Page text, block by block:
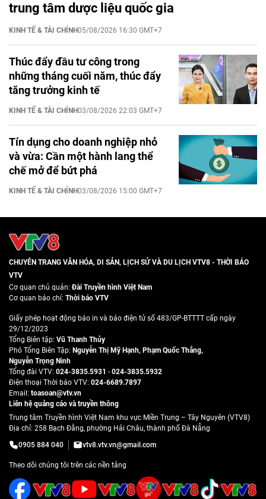
trung tâm dược liệu quốc gia
KINH TẾ & TÀI CHÍNH05/08/2026 16:30 GMT+7
Thúc đẩy đầu tư công trong
những tháng cuối năm, thúc đẩy
tăng trưởng kinh tế
KINH TẾ & TÀI CHÍNH03/08/2026 22:03 GMT+7
Tín dụng cho doanh nghiệp nhỏ
và vừa: Cần một hành lang thể
chế mở để bứt phá
KINH TẾ & TÀI CHÍNH03/08/2026 15:00 GMT+7
CHUYÊN TRANG VĂN HÓA, DI SẢN, LỊCH SỬ VÀ DU LỊCH VTV8 - THỜI BÁO
VTV
Cơ quan chủ quản:Đài Truyền hình Việt Nam
Cơ quan báo chí: Thời báo VTV
Giấy phép hoạt động báo in và báo điện tử số 483/GP-BTTTT cấp ngày
29/12/2023
Tổng Biên tập: Vũ Thanh Thủy
Phó Tổng Biên Tập: Nguyễn Thị Mỹ Hạnh, Phạm Quốc Thắng,
Nguyễn Trọng Ninh
Tổng đài VTV: 024-3835.5931 - 024-3835.5932
Ðiện thoại Thời báo VTV: 024-6689.7897
Email: toasoan@vtv.vn
Liên hệ quảng cáo và truyền thông
Trung tâm Truyền hình Việt Nam khu vực Miền Trung – Tây Nguyên (VTV8)
Địa chỉ: 258 Bạch Đằng, phường Hải Châu, thành phố Đà Nẵng
0905 884 040
vtv8.vtv.vn@gmail.com
Theo dõi chúng tôi trên các nền tảng